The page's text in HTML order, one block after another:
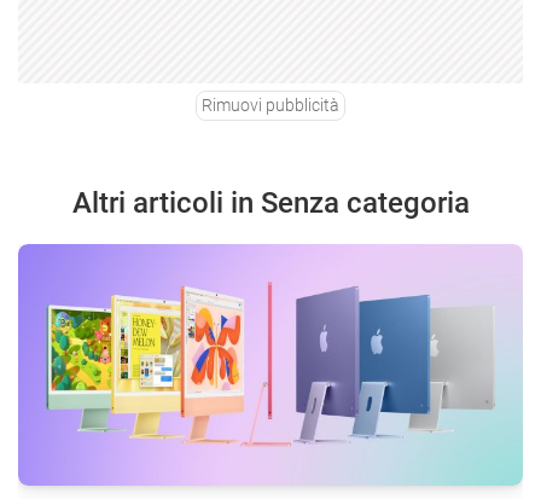
Rimuovi pubblicità
Altri articoli in Senza categoria